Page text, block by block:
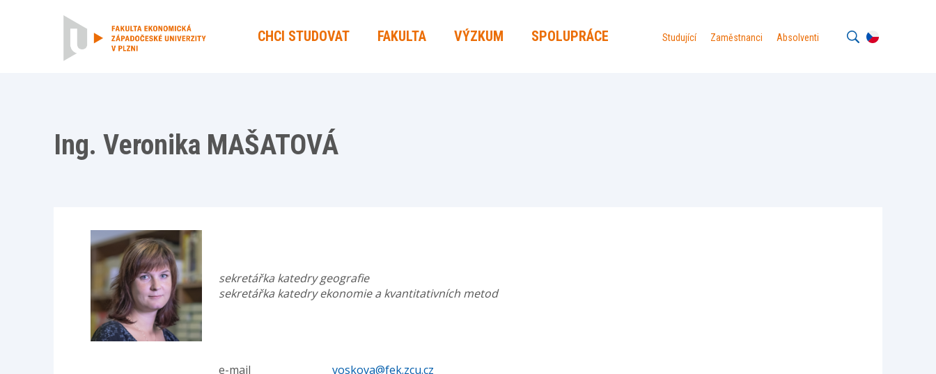
CHCI STUDOVAT FAKULTA VÝZKUM SPOLUPRÁCE Studující Zaměstnanci Absolventi
Ing. Veronika MAŠATOVÁ
sekretářka katedry geografie
sekretářka katedry ekonomie a kvantitativních metod
e-mail
voskova@fek.zcu.cz